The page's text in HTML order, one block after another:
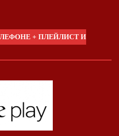
+ ПЛЕЙЛИСТ И